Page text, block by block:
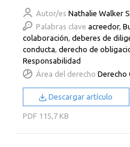
Autor/es Nathalie Walker
Palabras clave acreedor,
colaboración,deberes de
conducta,derecho de
Responsabilidad
Área del derecho Derecho
Descargar artículo
PDF 115,7 KB